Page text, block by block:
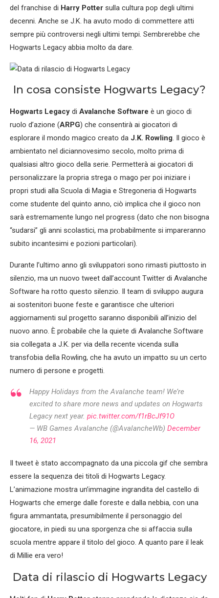
del franchise di Harry Potter sulla cultura pop degli ultimi
decenni. Anche se J.K. ha avuto modo di commettere atti
sempre più controversi negli ultimi tempi. Sembrerebbe che
Hogwarts Legacy abbia molto da dare.
In cosa consiste Hogwarts Legacy?
Hogwarts Legacy di Avalanche Software è un gioco di
ruolo d’azione (ARPG) che consentirà ai giocatori di
esplorare il mondo magico creato da J.K. Rowling. Il gioco è
ambientato nel diciannovesimo secolo, molto prima di
qualsiasi altro gioco della serie. Permetterà ai giocatori di
personalizzare la propria strega o mago per poi iniziare i
propri studi alla Scuola di Magia e Stregoneria di Hogwarts
come studente del quinto anno, ciò implica che il gioco non
sarà estremamente lungo nel progress (dato che non bisogna
“sudarsi” gli anni scolastici, ma probabilmente si impareranno
subito incantesimi e pozioni particolari).
Durante l’ultimo anno gli sviluppatori sono rimasti piuttosto in
silenzio, ma un nuovo tweet dall’account Twitter di Avalanche
Software ha rotto questo silenzio. Il team di sviluppo augura
ai sostenitori buone feste e garantisce che ulteriori
aggiornamenti sul progetto saranno disponibili all’inizio del
nuovo anno. È probabile che la quiete di Avalanche Software
sia collegata a J.K. per via della recente vicenda sulla
transfobia della Rowling, che ha avuto un impatto su un certo
numero di persone e progetti.
Happy Holidays from the Avalanche team! We’re
excited to share more news and updates on Hogwarts
Legacy next year. pic.twitter.com/f1rBcJf91O
— WB Games Avalanche (@AvalancheWb) December
16, 2021
Il tweet è stato accompagnato da una piccola gif che sembra
essere la sequenza dei titoli di Hogwarts Legacy.
L’animazione mostra un’immagine ingrandita del castello di
Hogwarts che emerge dalle foreste e dalla nebbia, con una
figura ammantata, presumibilmente il personaggio del
giocatore, in piedi su una sporgenza che si affaccia sulla
scuola mentre appare il titolo del gioco. A quanto pare il leak
di Millie era vero!
Data di rilascio di Hogwarts Legacy